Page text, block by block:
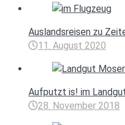
Auslandsreisen zu
11. August 2020
Aufputzt is! im
28. November 2018